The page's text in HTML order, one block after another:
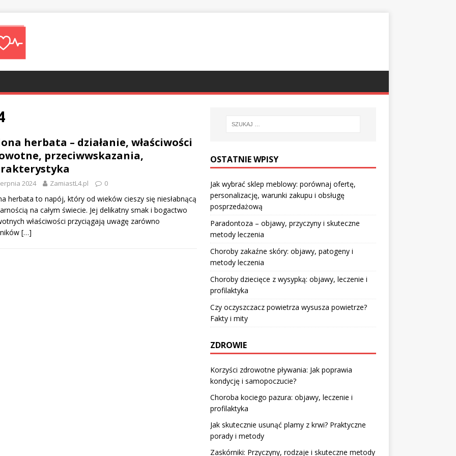
herbata – działanie, właściwości
przeciwwskazania,
2024 ZamiastL4.pl 0
herbata to napój, który od wieków cieszy się niesłabnącą
na całym świecie. Jej delikatny smak i bogactwo
właściwości przyciągają uwagę zarówno
[…]
OSTATNIE WPISY
Jak wybrać sklep meblowy: porównaj ofertę,
personalizację, warunki zakupu i obsługę
posprzedażową
Paradontoza – objawy, przyczyny i skuteczne
metody leczenia
Choroby zakaźne skóry: objawy, patogeny i
metody leczenia
Choroby dziecięce z wysypką: objawy, leczenie i
profilaktyka
Czy oczyszczacz powietrza wysusza powietrze?
Fakty i mity
ZDROWIE
Korzyści zdrowotne pływania: Jak poprawia
kondycję i samopoczucie?
Choroba kociego pazura: objawy, leczenie i
profilaktyka
Jak skutecznie usunąć plamy z krwi? Praktyczne
porady i metody
Zaskórniki: Przyczyny, rodzaje i skuteczne metody